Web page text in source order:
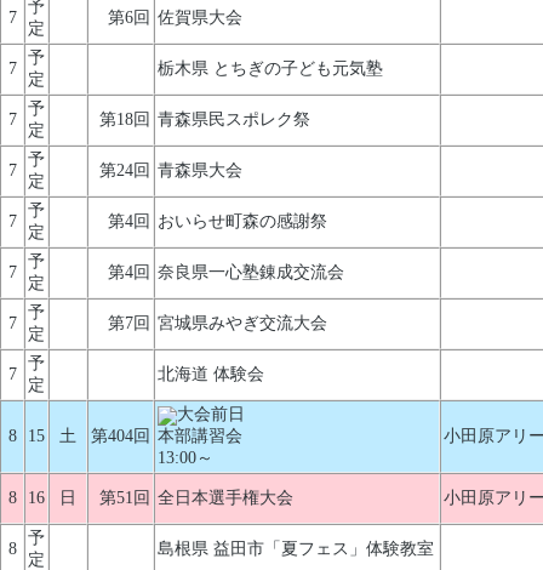
7
予
定
第6回 佐賀県大会
7
予
定
栃木県 とちぎの子ども元気塾
7
予
定
第18回 青森県民スポレク祭
7
予
定
第24回 青森県大会
7
予
定
第4回 おいらせ町森の感謝祭
7
予
定
第4回 奈良県一心塾錬成交流会
7
予
定
第7回 宮城県みやぎ交流大会
7
予
定
北海道 体験会
8 15 土 第404回
大会前日
本部講習会
13:00～
小田原アリ
8 16 日 第51回 全日本選手権大会 小田原アリ
8
予
定
島根県 益田市「夏フェス」体験教室